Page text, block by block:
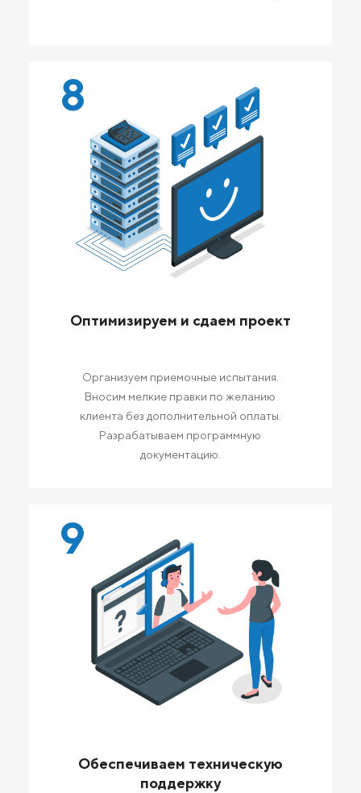
8
Оптимизируем и сдаем проект
Организуем приемочные испытания.
Вносим мелкие правки по желанию
клиента без дополнительной оплаты.
Разрабатываем программную
документацию.
9
Обеспечиваем техническую
поддержку